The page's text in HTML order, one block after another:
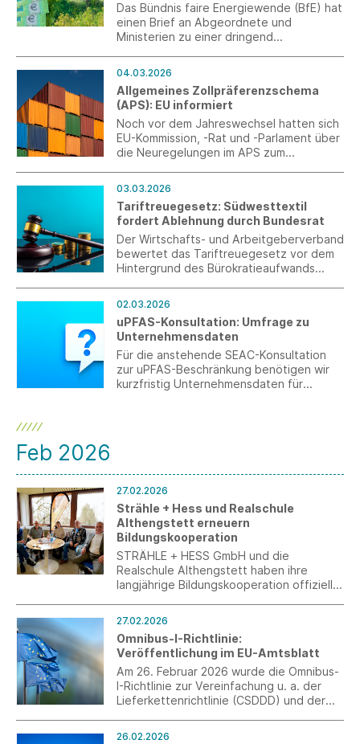
Das Bündnis faire Energiewende (BfE) hat
einen Brief an Abgeordnete und
Ministerien zu einer dringend
dazu wären eine wesentliche
Verbesserung der Verordnung über
Maßnahmen zur Vermeidung von Carbon-
Leakage oder eine gezielte Regelung für
CO2 aus dem Einsatz von Brennstoffen
für industrielle Prozesswärme.
04.03.2026
Allgemeines Zollpräferenzschema
(APS): EU informiert
Noch vor dem Jahreswechsel hatten sich
EU-Kommission, -Rat und -Parlament über
die Neuregelungen im APS zum
der EU-Kommission über weitere
Detailfragen.
03.03.2026
Tariftreuegesetz: Südwesttextil
fordert Ablehnung durch Bundesrat
Der Wirtschafts- und Arbeitgeberverband
bewertet das Tariftreuegesetz vor dem
Hintergrund des Bürokratieaufwands
02.03.2026
uPFAS-Konsultation: Umfrage zu
Unternehmensdaten
Für die anstehende SEAC-Konsultation
zur uPFAS-Beschränkung benötigen wir
kurzfristig Unternehmensdaten für
März 2026 mitmachen.
Feb 2026
27.02.2026
Strähle + Hess und Realschule
Althengstett erneuern
Bildungskooperation
STRÄHLE + HESS GmbH und die
Realschule Althengstett haben ihre
langjährige Bildungskooperation offiziell
Partner ihr gemeinsames Ziel,
Schülerinnen und Schüler frühzeitig und
praxisnah auf den
Berufsorientierungsprozess
vorzubereiten.
27.02.2026
Omnibus-I-Richtlinie:
Veröffentlichung im EU-Amtsblatt
Am 26. Februar 2026 wurde die Omnibus-
I-Richtlinie zur Vereinfachung u. a. der
Lieferkettenrichtlinie (CSDDD) und der
26.02.2026